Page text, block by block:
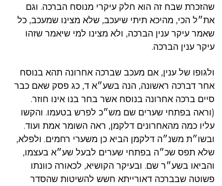
שהזכרת שבח זה הוא חלק עיקרי מנוסח הברכה. וגם
את״ל הכי, מהיכא תיתי שיעכב, שלא מצינו שמעכב, כל
שאמר עיקר ענין הברכה, ולא מצינו למי שיאמר שזהו
עיקר ענין הברכה.
ולגופו של ענין, אם מעכב שברכה אחרונה תהא בנוסח
אחר דברכה ראשונה, הנה בשע״א ד, כג פסק שאם כבר
סיים ברכה אחרונה בנוסח אשר בחר בנו אינו חוזר.
(וראה בפתחי שערים שם מש״כ לפרש בטעמו. והקשו
עליו כמה מהאחרונים דלקמן, ראה השומר אמת ועוד.
ובשו״ת משנ״ה דלקמן הביא כן משערי רחמים. ולפלא,
שלא תפס שכ״ה בפתחי שערים לבעל שע״א בעצמו,
והביאו בשע״ר שם. ובעיקר הקושיא, לכאורה כוונתו
פשוטה שבברכה דאורייתא חשש להשיטות שהסדר